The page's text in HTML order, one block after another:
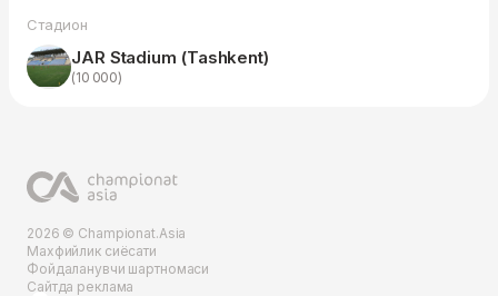
Стадион
JAR Stadium (Tashkent)
(10 000)
2026 © Championat.Asia
Махфийлик сиёсати
Фойдаланувчи шартномаси
Сайтда реклама